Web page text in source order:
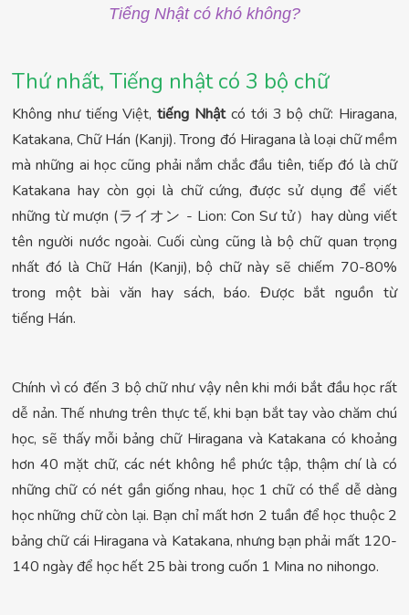
Tiếng Nhật có khó không?
Thứ nhất, Tiếng nhật có 3 bộ chữ
Không như tiếng Việt,tiếng Nhậtcó tới 3 bộ chữ: Hiragana,
Katakana, Chữ Hán (Kanji). Trong đó Hiragana là loại chữ mềm
mà những ai học cũng phải nắm chắc đầu tiên, tiếp đó là chữ
Katakana hay còn gọi là chữ cứng, được sử dụng để viết
những từ mượn (ライオン - Lion: Con Sư tử）hay dùng viết
tên người nước ngoài. Cuối cùng cũng là bộ chữ quan trọng
nhất đó là Chữ Hán (Kanji), bộ chữ này sẽ chiếm 70-80%
trong một bài văn hay sách, báo. Được bắt nguồn từ
tiếng Hán.
Chính vì có đến 3 bộ chữ như vậy nên khi mới bắt đầu học rất
dễ nản. Thế nhưng trên thực tế, khi bạn bắt tay vào chăm chú
học, sẽ thấy mỗi bảng chữ Hiragana và Katakana có khoảng
hơn 40 mặt chữ, các nét không hề phức tập, thậm chí là có
những chữ có nét gần giống nhau, học 1 chữ có thể dễ dàng
học những chữ còn lại. Bạn chỉ mất hơn 2 tuần để học thuộc 2
bảng chữ cái Hiragana và Katakana, nhưng bạn phải mất 120-
140 ngày để học hết 25 bài trong cuốn 1 Mina no nihongo.